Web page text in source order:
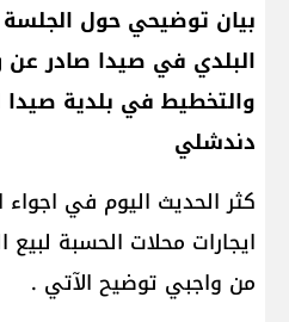
بيان توضيحي حول الجلسة
البلدي في صيدا صادر عن
والتخطيط في بلدية
دندشلي
كثر الحديث اليوم في
ايجارات محلات الحسبة
من واجبي توضيح الآتي .